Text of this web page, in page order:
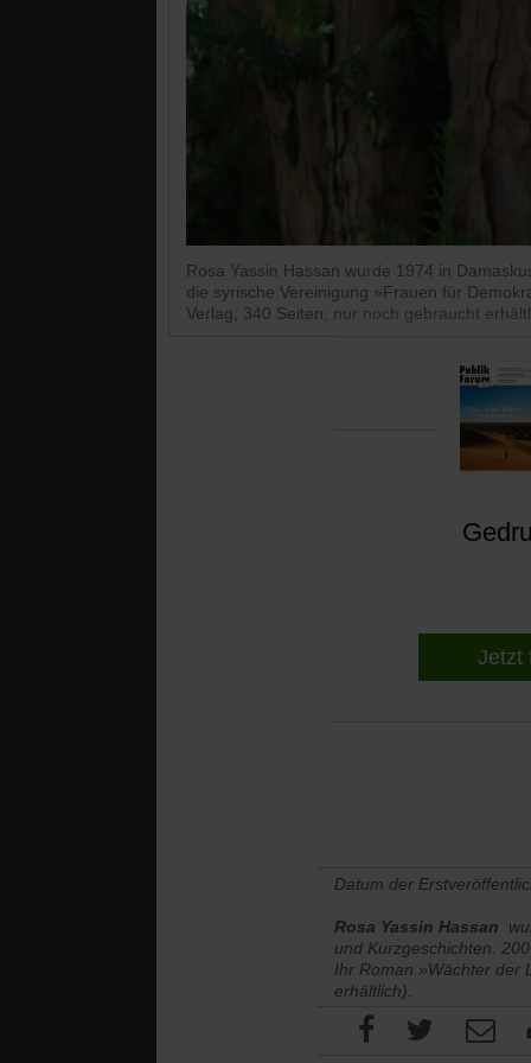
Rosa Yassin Hassan wurde 1974 in
die syrische Vereinigung »Frauen für
Verlag, 340 Seiten, nur noch gebraucht
Liebe Freundinnen
Jetzt
Datum der
Rosa Yassin Hassan
und Kurzgeschichten.
Ihr Roman »Wächter der
erhältlich).